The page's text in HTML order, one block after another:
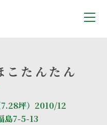
こたんたん
坪）2010/12
島7-5-13